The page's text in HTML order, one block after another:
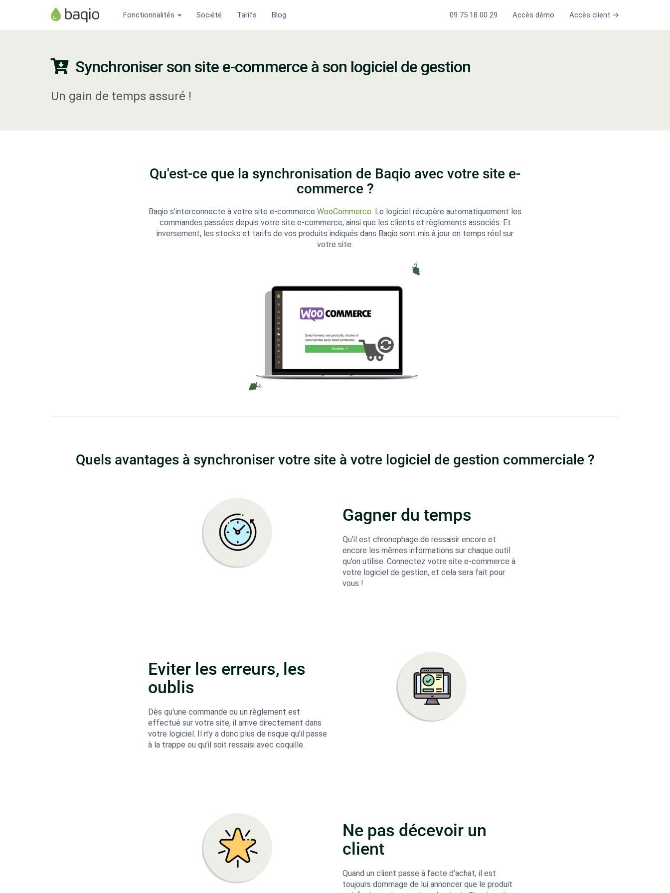
Fonctionnalités Société Tarifs Blog 09 75 18 00 29 Accès démo Accès client →
Synchroniser son site e-commerce à son logiciel de gestion
Un gain de temps assuré !
Qu'est-ce que la synchronisation de Baqio avec votre site e-
commerce ?
Baqio s’interconnecte à votre site e-commerce WooCommerce. Le logiciel récupère automatiquement les
commandes passées depuis votre site e-commerce, ainsi que les clients et règlements associés. Et
inversement, les stocks et tarifs de vos produits indiqués dans Baqio sont mis à jour en temps réel sur
votre site.
Quels avantages à synchroniser votre site à votre logiciel de gestion commerciale ?
Gagner du temps
Qu’il est chronophage de ressaisir encore et
encore les mêmes informations sur chaque outil
qu’on utilise. Connectez votre site e-commerce à
votre logiciel de gestion, et cela sera fait pour
vous !
Eviter les erreurs, les
oublis
Dès qu’une commande ou un règlement est
effectué sur votre site, il arrive directement dans
votre logiciel. Il n’y a donc plus de risque qu’il passe
à la trappe ou qu’il soit ressaisi avec coquille.
Ne pas décevoir un
client
Quand un client passe à l’acte d’achat, il est
toujours dommage de lui annoncer que le produit